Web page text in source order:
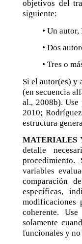
objetivos del
siguiente:
• Un
• Dos
• Tres o
Si el autor(es) y
(en secuencia
al., 2008b).
2010;
estructura
MATERIALES
detalle
procedimiento.
variables
comparación
específicas,
modificaciones
coherente.
solamente
funcionales y